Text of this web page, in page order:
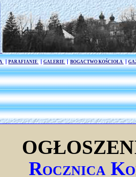
PARAFIANIE GALERIE BOGACTWO KOŚCIOŁA
Rocznica